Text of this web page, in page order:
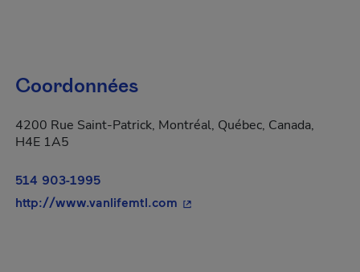
Coordonnées
4200 Rue Saint-Patrick, Montréal, Québec, Canada,
H4E 1A5
514 903-1995
http://www.vanlifemtl.com - Cet hyperlien s'ouvrira